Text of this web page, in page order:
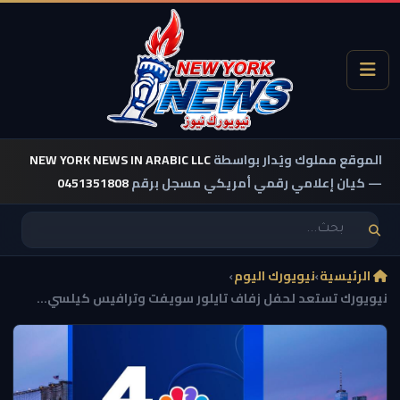
الموقع مملوك ويُدار بواسطةNEW YORK NEWS IN ARABIC LLC
— كيان إعلامي رقمي أمريكي مسجل برقم0451351808
الرئيسية›نيويورك اليوم›
نيويورك تستعد لحفل زفاف تايلور سويفت وترافيس كيلسي...